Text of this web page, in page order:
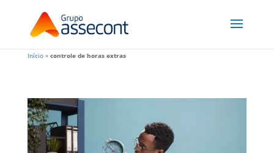
Início» controle de horas extras